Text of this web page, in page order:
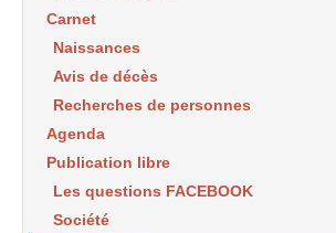
Carnet
Naissances
Avis de décès
Recherches de personnes
Agenda
Publication libre
Les questions FACEBOOK
Société